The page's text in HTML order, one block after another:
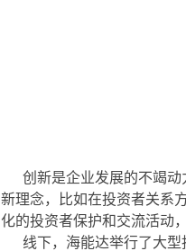
创新是企业发展的不竭
新理念，比如在投资者关系
化的投资者保护和交流活动
线下，海能达举行了大